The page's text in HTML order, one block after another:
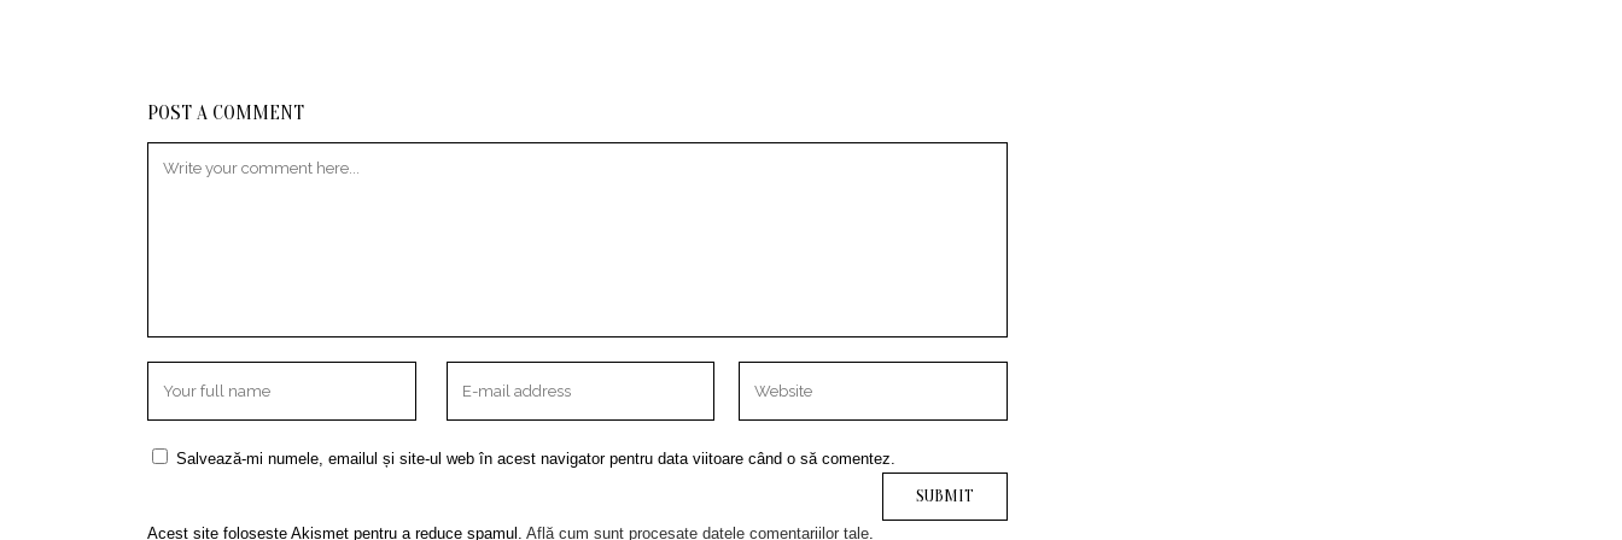
POST A COMMENT
Salvează-mi numele, emailul și site-ul web în acest navigator pentru data viitoare când o să comentez.
Acest site folosește Akismet pentru a reduce spamul. Află cum sunt procesate datele comentariilor tale.